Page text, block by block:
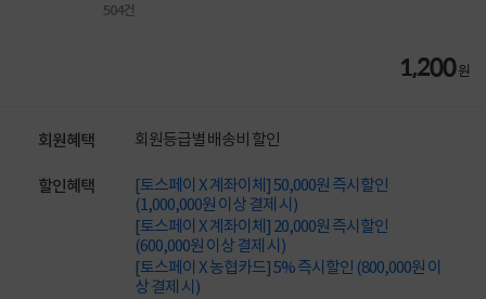
504건
1,200원
회원혜택 회원등급별 배송비 할인
할인혜택
[토스페이 X 계좌이체] 50,000원 즉시할인
(1,000,000원 이상 결제 시)
[토스페이 X 계좌이체] 20,000원 즉시할인
(600,000원 이상 결제 시)
[토스페이 X 농협카드] 5% 즉시할인 (800,000원 이
상 결제 시)